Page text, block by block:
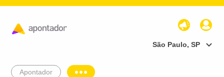
São Paulo, SP
Apontador